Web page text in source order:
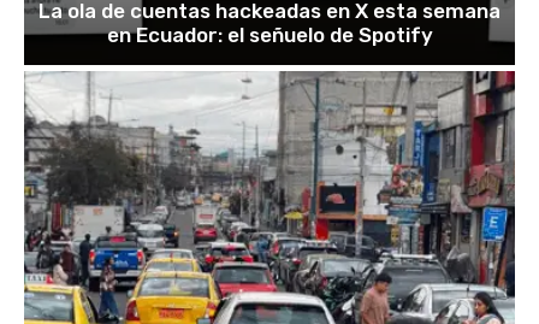
La ola de cuentas hackeadas en X esta semana
en Ecuador: el señuelo de Spotify